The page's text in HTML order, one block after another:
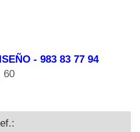
- 983 83 77 94
60